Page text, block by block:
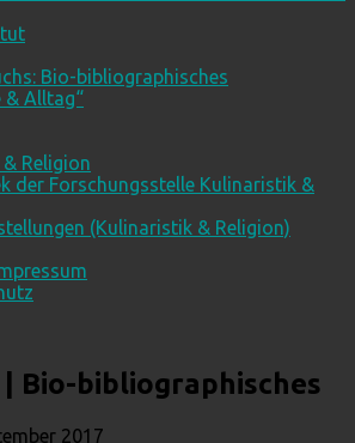
Bio-bibliographisches
& Alltag“
Religion
der Forschungsstelle Kulinaristik &
(Kulinaristik & Religion)
| Bio-bibliographisches
2017